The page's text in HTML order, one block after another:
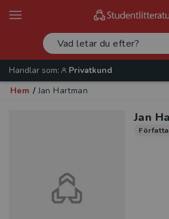
Handlar som:
Privatkund
Hem / Jan Hartman
Jan